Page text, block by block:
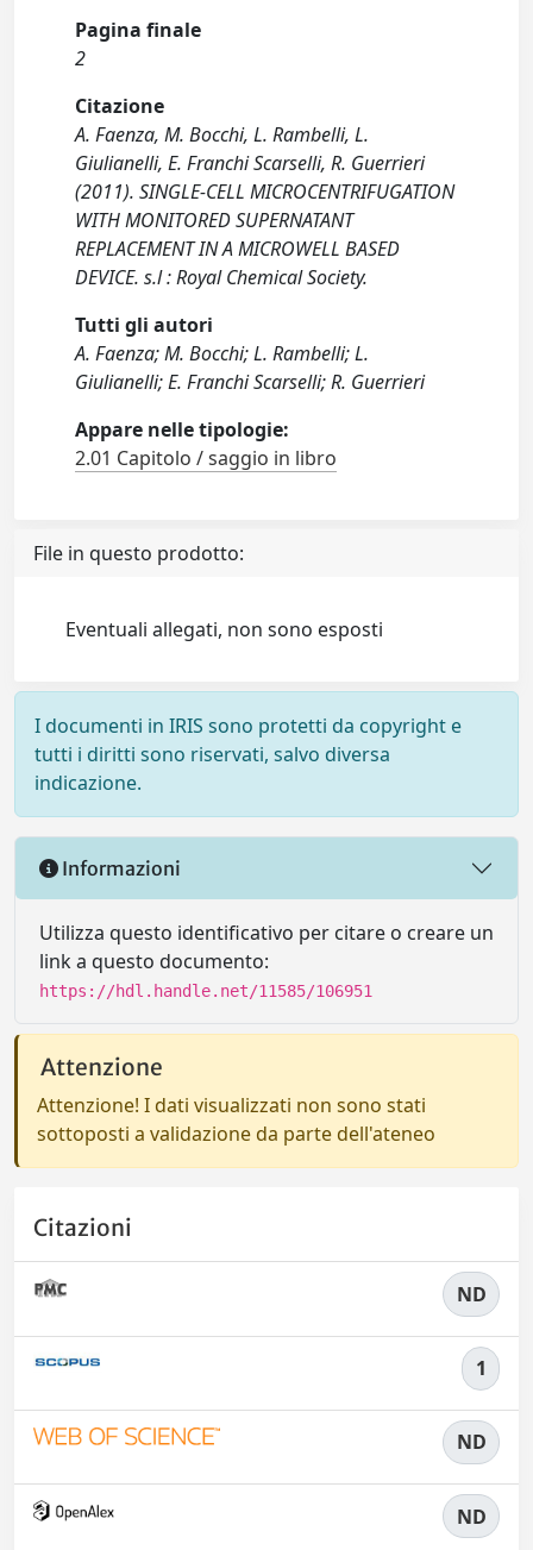
Pagina finale
2
Citazione
A. Faenza, M. Bocchi, L. Rambelli, L.
Giulianelli, E. Franchi Scarselli, R. Guerrieri
(2011). SINGLE-CELL MICROCENTRIFUGATION
WITH MONITORED SUPERNATANT
REPLACEMENT IN A MICROWELL BASED
DEVICE. s.l : Royal Chemical Society.
Tutti gli autori
A. Faenza; M. Bocchi; L. Rambelli; L.
Giulianelli; E. Franchi Scarselli; R. Guerrieri
Appare nelle tipologie:
2.01 Capitolo / saggio in libro
File in questo prodotto:
Eventuali allegati, non sono esposti
I documenti in IRIS sono protetti da copyright e
tutti i diritti sono riservati, salvo diversa
indicazione.
Informazioni
Utilizza questo identificativo per citare o creare un
link a questo documento:
https://hdl.handle.net/11585/106951
Attenzione
Attenzione! I dati visualizzati non sono stati
sottoposti a validazione da parte dell'ateneo
Citazioni
ND
1
ND
ND